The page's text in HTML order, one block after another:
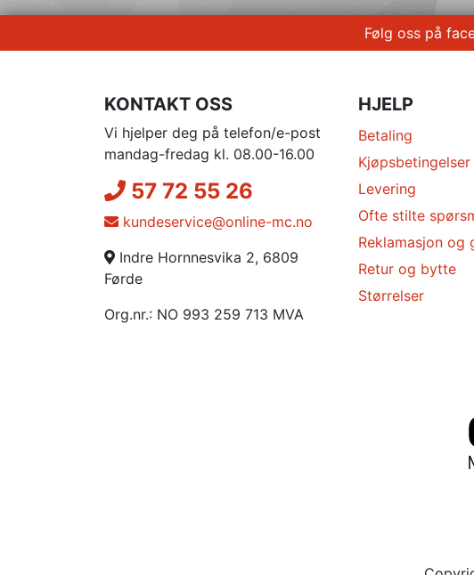
Følg oss på
KONTAKT OSS
Vi hjelper deg på telefon/e-post
mandag-fredag kl. 08.00-16.00
57 72 55 26
kundeservice@online-mc.no
Indre Hornnesvika 2, 6809
Førde
Org.nr.: NO 993 259 713 MVA
HJELP
Betaling
Kjøpsbetingelser
Levering
Ofte stilte
Reklamasjon og
Retur og bytte
Størrelser